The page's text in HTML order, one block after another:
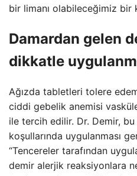
bir limanı olabileceğimiz bir
Damardan gelen
dikkatle
Ağızda tabletleri tolere
ciddi gebelik anemisi
ile tercih edilir. Dr. Demir,
koşullarında uygulanması
“Tencereler tarafından
demir alerjik reaksiyonlara